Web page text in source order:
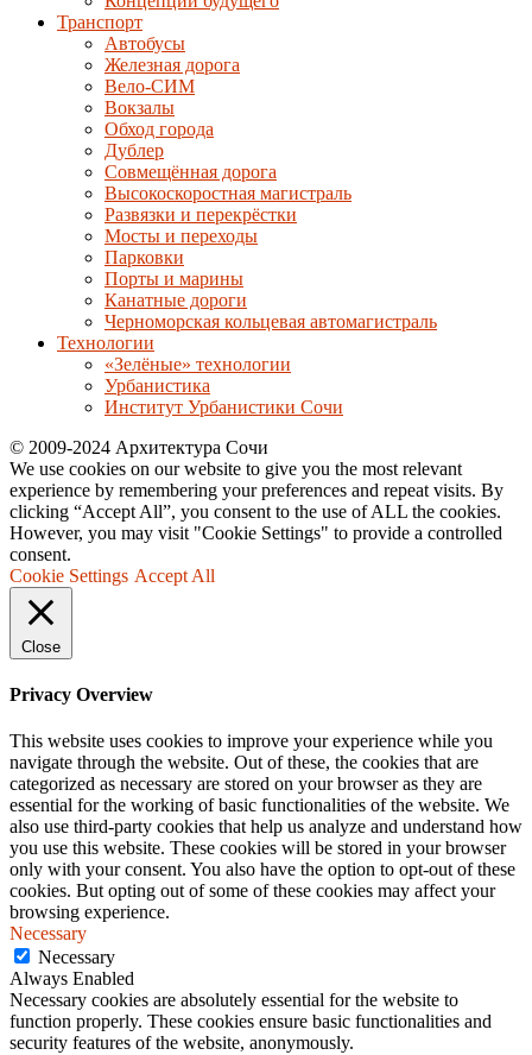
Транспорт
Автобусы
Железная дорога
Вело-СИМ
Вокзалы
Обход города
Дублер
Совмещённая дорога
Высокоскоростная магистраль
Развязки и перекрёстки
Мосты и переходы
Парковки
Порты и марины
Канатные дороги
Черноморская кольцевая автомагистраль
Технологии
«Зелёные» технологии
Урбанистика
Институт Урбанистики Сочи
© 2009-2024 Архитектура Сочи
We use cookies on our website to give you the most relevant
experience by remembering your preferences and repeat visits. By
clicking “Accept All”, you consent to the use of ALL the cookies.
However, you may visit "Cookie Settings" to provide a controlled
consent.
Cookie Settings Accept All
Close
Privacy Overview
This website uses cookies to improve your experience while you
navigate through the website. Out of these, the cookies that are
categorized as necessary are stored on your browser as they are
essential for the working of basic functionalities of the website. We
also use third-party cookies that help us analyze and understand how
you use this website. These cookies will be stored in your browser
only with your consent. You also have the option to opt-out of these
cookies. But opting out of some of these cookies may affect your
browsing experience.
Necessary
Necessary
Always Enabled
Necessary cookies are absolutely essential for the website to
function properly. These cookies ensure basic functionalities and
security features of the website, anonymously.